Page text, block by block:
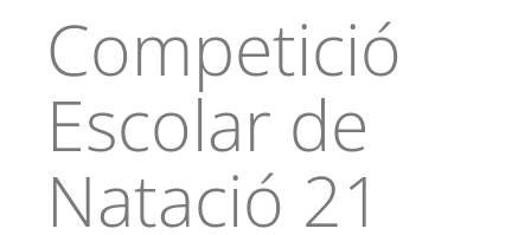
Competició
Escolar de
Natació 21